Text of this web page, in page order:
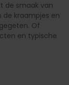
de smaak van
de kraampjes en
Of
en typische